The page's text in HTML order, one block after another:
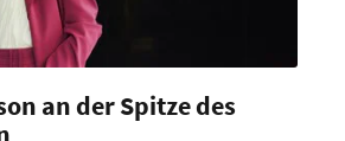
an der Spitze des